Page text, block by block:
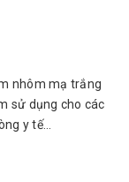
nhôm mạ trắng
sử dụng cho các
y tế...